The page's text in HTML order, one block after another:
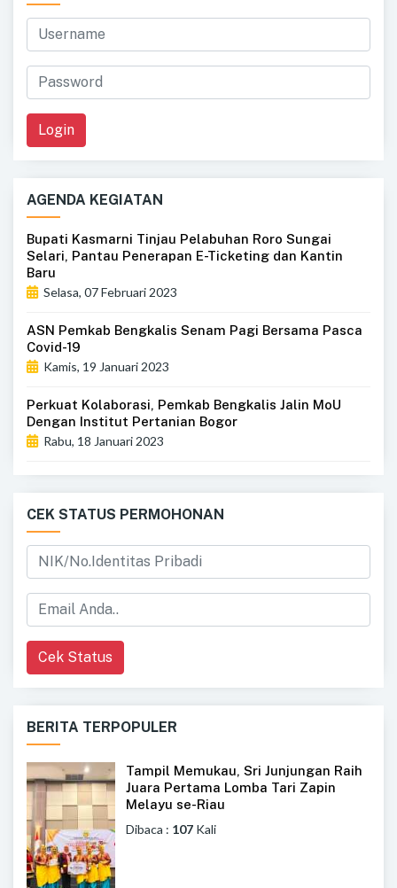
Login
AGENDA KEGIATAN
Bupati Kasmarni Tinjau Pelabuhan Roro Sungai
Selari, Pantau Penerapan E-Ticketing dan Kantin
Baru
Selasa, 07 Februari 2023
ASN Pemkab Bengkalis Senam Pagi Bersama Pasca
Covid-19
Kamis, 19 Januari 2023
Perkuat Kolaborasi, Pemkab Bengkalis Jalin MoU
Dengan Institut Pertanian Bogor
Rabu, 18 Januari 2023
CEK STATUS PERMOHONAN
Cek Status
BERITA TERPOPULER
Tampil Memukau, Sri Junjungan Raih
Juara Pertama Lomba Tari Zapin
Melayu se-Riau
Dibaca : 107 Kali